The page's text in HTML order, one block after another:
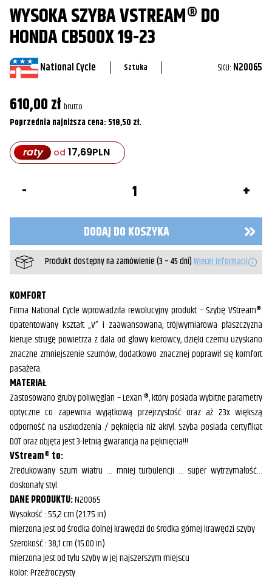
WYSOKA SZYBA VSTREAM® DO
HONDA CB500X 19-23
National Cycle Sztuka SKU: N20065
610,00zł brutto
Poprzednia najniższa cena: 518,50 zł.
raty od 17,69PLN
do
CB500X
19-
23
DODAJ DO KOSZYKA
Produkt dostępny na zamówienie (3 – 45 dni)Więcej informacji
KOMFORT
Firma National Cycle wprowadziła rewolucyjny produkt – Szybę VStream®.
Opatentowany kształt „V” i zaawansowana, trójwymiarowa płaszczyzna
kieruje strugę powietrza z dala od głowy kierowcy, dzięki czemu uzyskano
znaczne zmniejszenie szumów, dodatkowo znacznej poprawił się komfort
pasażera.
MATERIAŁ
Zastosowano gruby poliwęglan – Lexan ®, który posiada wybitne parametry
optyczne co zapewnia wyjątkową przejrzystość oraz aż 23x większą
odporność na uszkodzenia / pęknięcia niż akryl. Szyba posiada certyfikat
DOT oraz objęta jest 3-letnią gwarancją na pęknięcia!!!
VStream® to:
Zredukowany szum wiatru … mniej turbulencji … super wytrzymałość…
doskonały styl.
DANE PRODUKTU:N20065
Wysokość : 55,2 cm (21.75 in)
mierzona jest od środka dolnej krawędzi do środka górnej krawędzi szyby
Szerokość : 38,1 cm (15.00 in)
mierzona jest od tyłu szyby w jej najszerszym miejscu
Kolor: Przeźroczysty